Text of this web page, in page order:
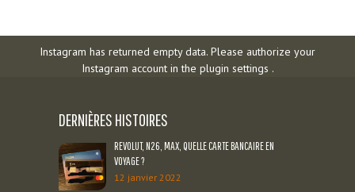
Instagram has returned empty data. Please authorize your
Instagram account in the plugin settings .
DERNIÈRES HISTOIRES
REVOLUT, N26, MAX, QUELLE CARTE BANCAIRE EN
VOYAGE ?
12 janvier 2022